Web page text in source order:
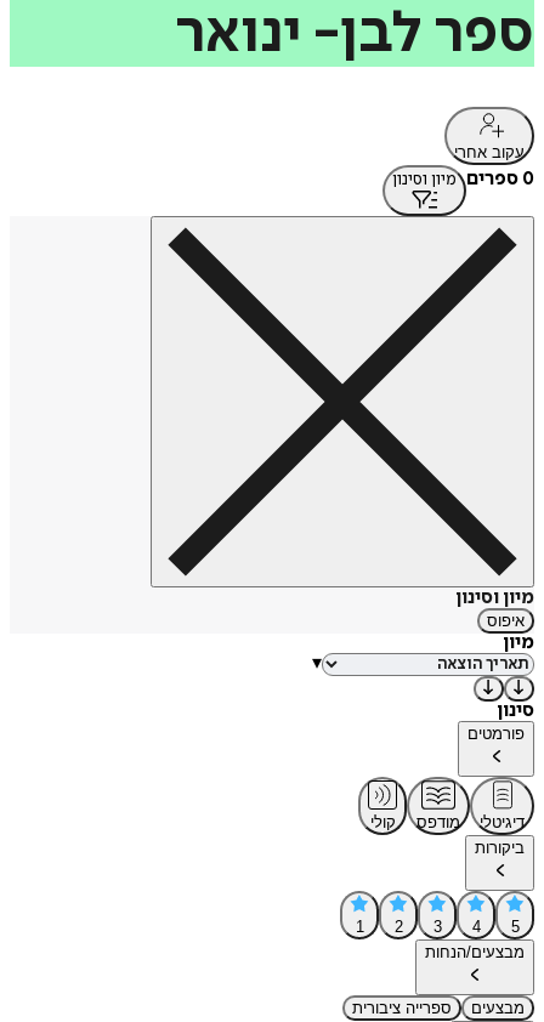
ספר לבן- ינואר
עקוב אחרי
0 ספרים מיון וסינון
מיון וסינון
איפוס
מיון
▾
סינון
פורמטים
דיגיטלי מודפס
קולי
ביקורות
5
4
3
2
1
מבצעים/הנחות
מבצעים
ספרייה ציבורית